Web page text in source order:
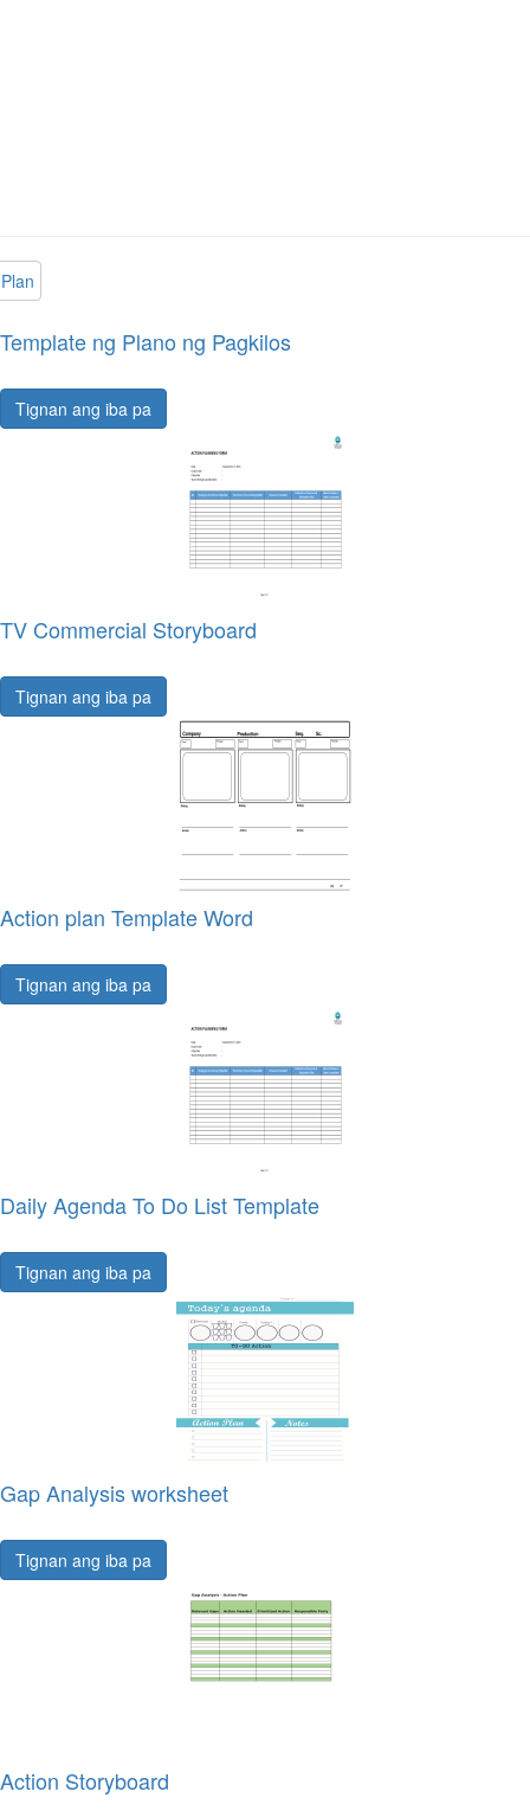
Plan
Template ng Plano ng Pagkilos
Tignan ang iba pa
TV Commercial Storyboard
Tignan ang iba pa
Action plan Template Word
Tignan ang iba pa
Daily Agenda To Do List Template
Tignan ang iba pa
Gap Analysis worksheet
Tignan ang iba pa
Action Storyboard